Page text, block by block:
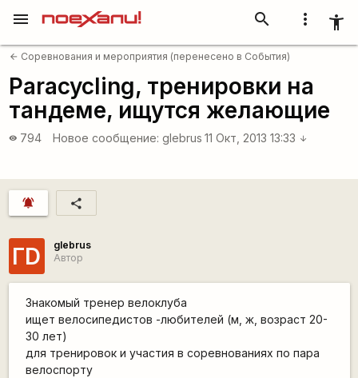
more_vert accessibility_new
search
menu
arrow_back Соревнования и мероприятия (перенесено в События)
Paracycling, тренировки на
тандеме, ищутся желающие
visibility 794 Новое сообщение: glebrus 11 Окт, 2013 13:33 arrow_downward
notifications_active share
ГD
glebrus
Автор
Знакомый тренер велоклуба
ищет велосипедистов -любителей (м, ж, возраст 20-
30 лет)
для тренировок и участия в соревнованиях по пара
велоспорту